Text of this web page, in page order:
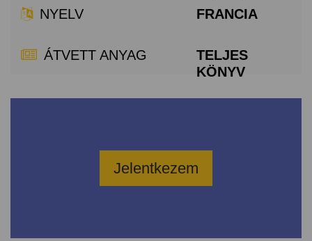
NYELV
FRANCIA
ÁTVETT ANYAG
TELJES
KÖNYV
Jelentkezem